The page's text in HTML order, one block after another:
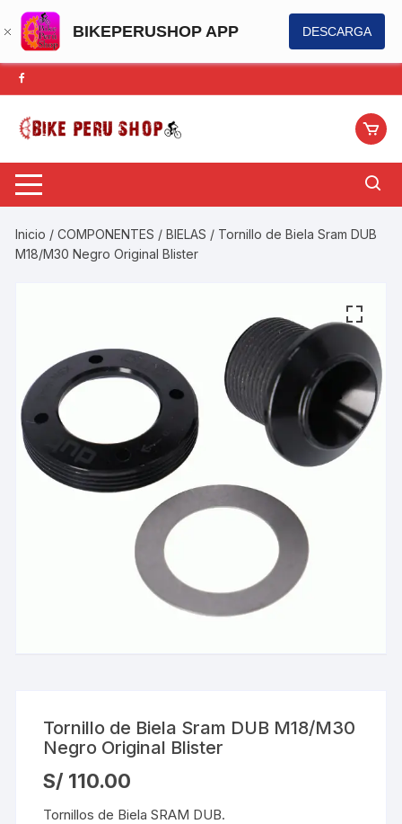
BIKEPERUSHOP APP DESCARGA
Saltar
al
contenido
Inicio /COMPONENTES /BIELAS / Tornillo de Biela Sram DUB
M18/M30 Negro Original Blister
Tornillo de Biela Sram DUB M18/M30
Negro Original Blister
S/ 110.00
Tornillos de Biela SRAM DUB.